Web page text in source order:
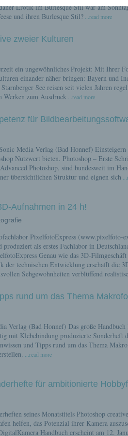
Erotik im Burlesque Stil war am
und ihren Burlesque Stil? ...read more
zweier Kulturen
ein ungewöhnliches Projekt: Mit Ihrer
einander näher bringen: Bayern und
See reisen seit vielen Jahren
Werken zum Ausdruck ...read more
für
Media Verlag (Bad Honnef)
Nutzwert bieten. Photoshop – Erste
Photoshop, sind bundesweit im
übersichtlichen Struktur und eignen sich
Aufnahmen in 24 h!
PixelfotoExpress (www.pixelfoto-
produziert als erstes Fachlabor in
Genau wie das 3D-
der technischen Entwicklung erschafft die
Sehgewohnheiten verblüffend
rund um das Thema
Verlag (Bad Honnef) Das große
mit Klebebindung produzierte Sonderheft
und Tipps rund um das Thema
...read more
für ambitionierte
seines Monatstitels Photoshop
helfen, das Potenzial ihrer Kamera
Handbuch erscheint am 12.